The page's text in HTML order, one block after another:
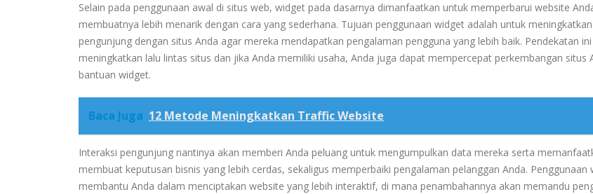
Selain pada penggunaan awal di situs web, widget pada dasarnya dimanfaatkan untuk memperbarui website
membuatnya lebih menarik dengan cara yang sederhana. Tujuan penggunaan widget adalah untuk
pengunjung dengan situs Anda agar mereka mendapatkan pengalaman pengguna yang lebih baik. Pendekatan
meningkatkan lalu lintas situs dan jika Anda memiliki usaha, Anda juga dapat mempercepat perkembangan situs
bantuan widget.
Baca Juga 12 Metode Meningkatkan Traffic Website
Interaksi pengunjung nantinya akan memberi Anda peluang untuk mengumpulkan data mereka serta
membuat keputusan bisnis yang lebih cerdas, sekaligus memperbaiki pengalaman pelanggan Anda. Penggunaan
membantu Anda dalam menciptakan website yang lebih interaktif, di mana penambahannya akan memandu